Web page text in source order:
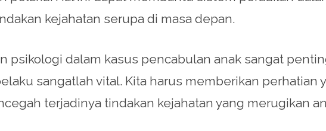
kejahatan serupa di masa depan.
psikologi dalam kasus pencabulan anak sangat
sangatlah vital. Kita harus memberikan perhatian
terjadinya tindakan kejahatan yang merugikan